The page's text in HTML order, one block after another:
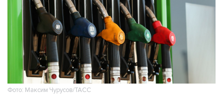
Фото: Максим Чурусов/ТАСС
Москва. 8 августа. INTERFAX.RU - Топливо